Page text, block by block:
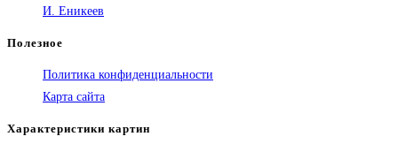
И. Еникеев
Полезное
Политика конфиденциальности
Карта сайта
Характеристики картин